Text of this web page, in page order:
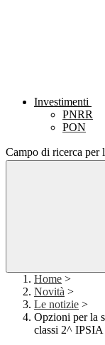
Investimenti
PNRR
PON
Campo di ricerca per
Home >
Novità >
Le notizie >
Opzioni per la
classi 2^ IPSIA